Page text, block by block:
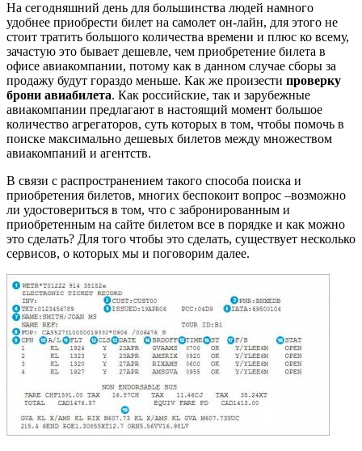
На сегодняшний день для большинства людей намного
удобнее приобрести билет на самолет он-лайн, для этого не
стоит тратить большого количества времени и плюс ко всему,
зачастую это бывает дешевле, чем приобретение билета в
офисе авиакомпании, потому как в данном случае сборы за
продажу будут гораздо меньше. Как же произести проверку
брони авиабилета. Как российские, так и зарубежные
авиакомпании предлагают в настоящий момент большое
количество агрегаторов, суть которых в том, чтобы помочь в
поиске максимально дешевых билетов между множеством
авиакомпаний и агентств.
В связи с распространением такого способа поиска и
приобретения билетов, многих беспокоит вопрос –возможно
ли удостовериться в том, что с забронированным и
приобретенным на сайте билетом все в порядке и как можно
это сделать? Для того чтобы это сделать, существует несколько
сервисов, о которых мы и поговорим далее.